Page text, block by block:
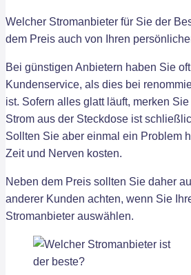
Welcher Stromanbieter für Sie der
dem Preis auch von Ihren
Bei günstigen Anbietern haben Sie
Kundenservice, als dies bei
ist. Sofern alles glatt läuft, merken
Strom aus der Steckdose ist
Sollten Sie aber einmal ein Problem
Zeit und Nerven kosten.
Neben dem Preis sollten Sie daher
anderer Kunden achten, wenn Sie
Stromanbieter auswählen.